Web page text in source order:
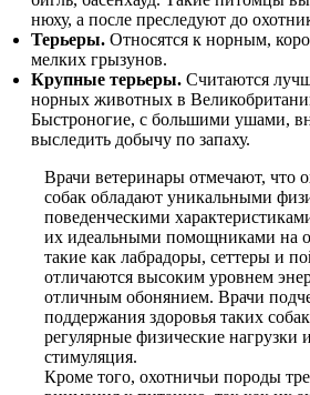
нюху, а после преследуют до
Терьеры. Относятся к норным,
мелких грызунов.
Крупные терьеры. Считаются
норных животных в
Быстроногие, с большими ушами,
выследить добычу по запаху.
Врачи ветеринары отмечают, что
собак обладают уникальными
поведенческими
их идеальными помощниками на
такие как лабрадоры, сеттеры и
отличаются высоким уровнем
отличным обонянием. Врачи
поддержания здоровья таких
регулярные физические нагрузки
стимуляция.
Кроме того, охотничьи породы